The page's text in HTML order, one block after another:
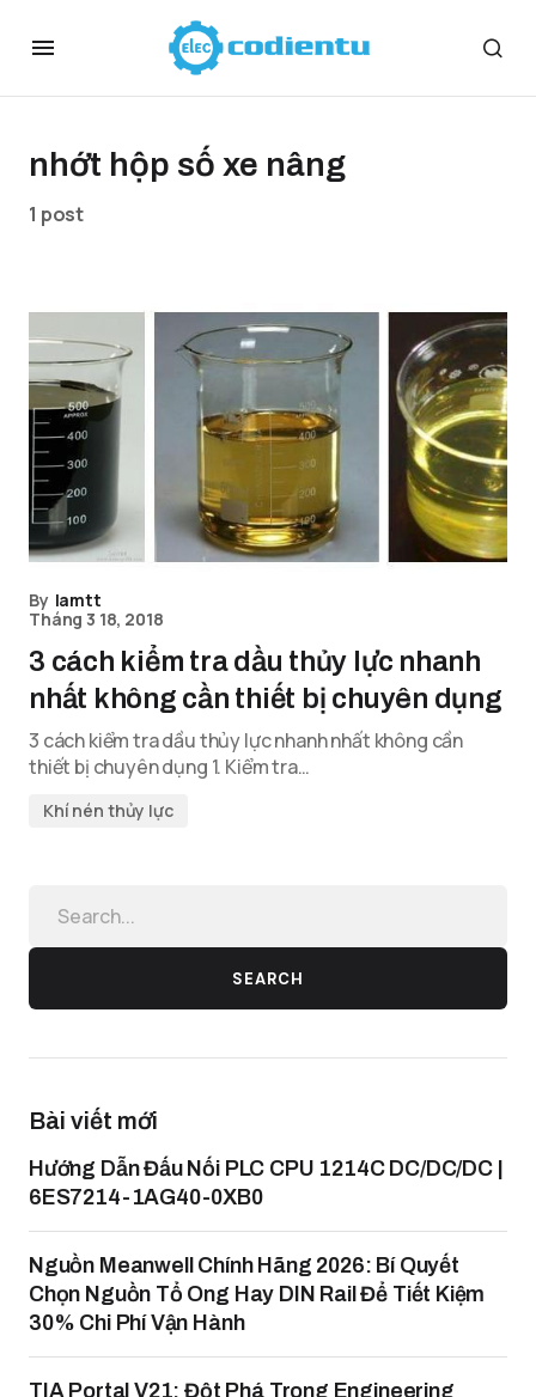
nhớt hộp số xe nâng
1 post
By lamtt
Tháng 3 18, 2018
3 cách kiểm tra dầu thủy lực nhanh
nhất không cần thiết bị chuyên dụng
3 cách kiểm tra dầu thủy lực nhanh nhất không cần
thiết bị chuyên dụng 1. Kiểm tra…
Khí nén thủy lực
SEARCH
Bài viết mới
Hướng Dẫn Đấu Nối PLC CPU 1214C DC/DC/DC |
6ES7214-1AG40-0XB0
Nguồn Meanwell Chính Hãng 2026: Bí Quyết
Chọn Nguồn Tổ Ong Hay DIN Rail Để Tiết Kiệm
30% Chi Phí Vận Hành
TIA Portal V21: Đột Phá Trong Engineering